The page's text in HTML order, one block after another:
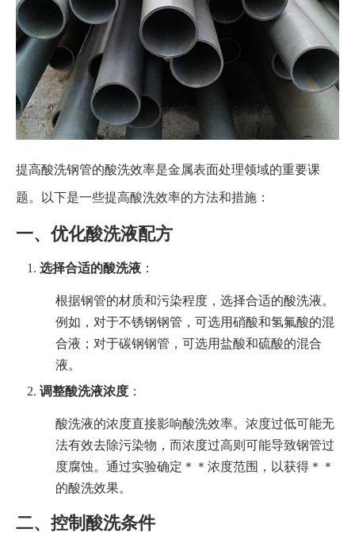
提高酸洗钢管的酸洗效率是金属表面处理领域的重要课
题。以下是一些提高酸洗效率的方法和措施：
一、优化酸洗液配方
选择合适的酸洗液 ：
根据钢管的材质和污染程度，选择合适的酸洗液。
例如，对于不锈钢钢管，可选用硝酸和氢氟酸的混
合液；对于碳钢钢管，可选用盐酸和硫酸的混合
液。
调整酸洗液浓度 ：
酸洗液的浓度直接影响酸洗效率。浓度过低可能无
法有效去除污染物，而浓度过高则可能导致钢管过
度腐蚀。通过实验确定＊＊浓度范围，以获得＊＊
的酸洗效果。
二、控制酸洗条件